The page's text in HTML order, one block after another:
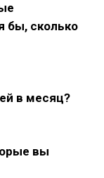
бы, сколько
в месяц?
вы